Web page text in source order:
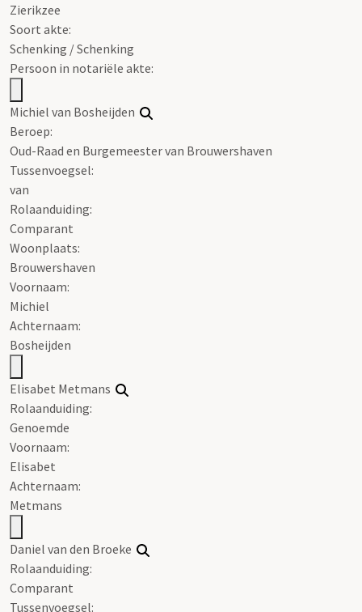
Zierikzee
Soort akte:
Schenking / Schenking
Persoon in notariële akte:
Michiel van Bosheijden
Beroep:
Oud-Raad en Burgemeester van Brouwershaven
Tussenvoegsel:
van
Rolaanduiding:
Comparant
Woonplaats:
Brouwershaven
Voornaam:
Michiel
Achternaam:
Bosheijden
Elisabet Metmans
Rolaanduiding:
Genoemde
Voornaam:
Elisabet
Achternaam:
Metmans
Daniel van den Broeke
Rolaanduiding:
Comparant
Tussenvoegsel: